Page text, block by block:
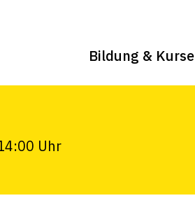
Bildung & Kurse
schön!
Uhr